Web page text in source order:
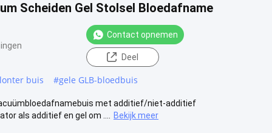
Scheiden Gel Stolsel Bloedafname
Contact opnemen
Deel
buis #gele GLB-bloedbuis
met additief/niet-additief
als additief en gel om ....
Bekijk meer